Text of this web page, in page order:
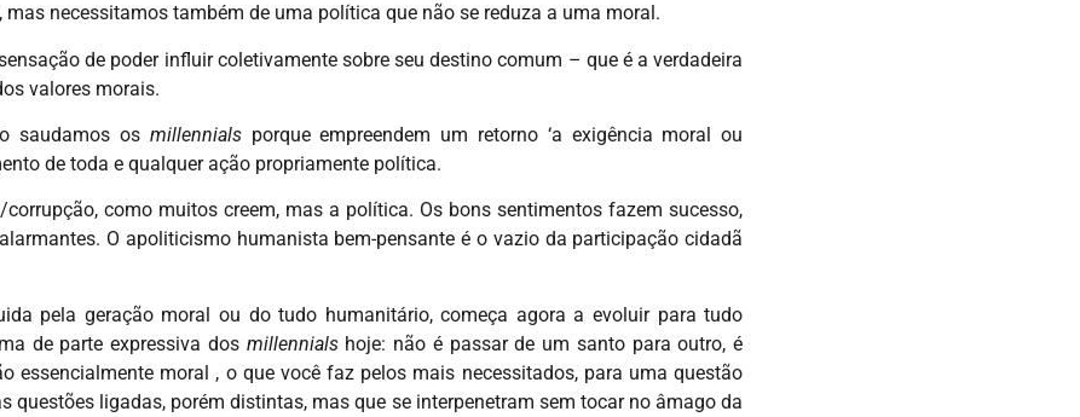
necessitamos também de uma política que não se reduza a uma moral.
de poder influir coletivamente sobre seu destino comum – que é a verdadeira
valores morais.
saudamos os millennialsporque empreendem um retorno ‘a exigência moral ou
de toda e qualquer ação propriamente política.
como muitos creem, mas a política. Os bons sentimentos fazem sucesso,
O apoliticismo humanista bem-pensante é o vazio da participação cidadã
pela geração moral ou do tudo humanitário, começa agora a evoluir para tudo
de parte expressiva dos millennialshoje: não é passar de um santo para outro, é
essencialmente moral , o que você faz pelos mais necessitados, para uma questão
questões ligadas, porém distintas, mas que se interpenetram sem tocar no âmago da